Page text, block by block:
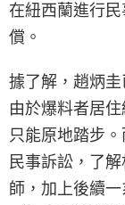
在紐西蘭進行
償。
據了解，趙炳
由於爆料者居
只能原地踏步
民事訴訟，了
師，加上後續